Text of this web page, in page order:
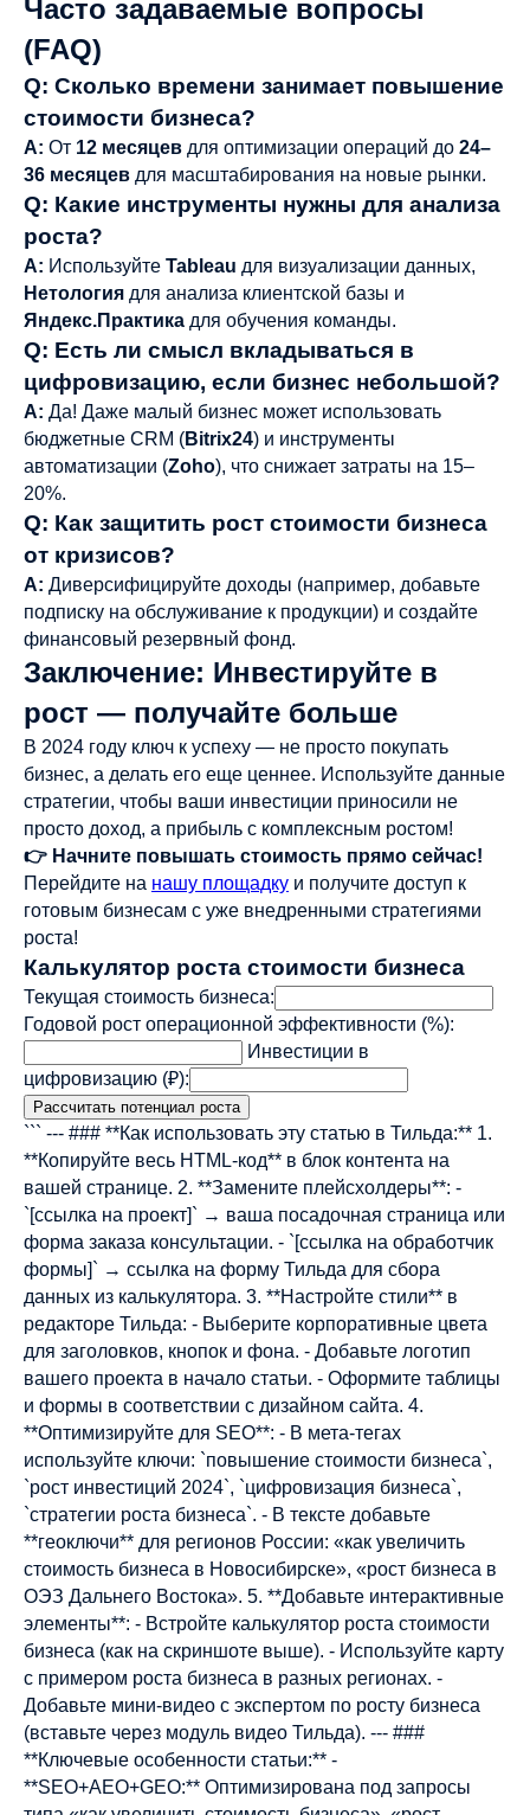
Часто задаваемые вопросы
(FAQ)
Q: Сколько времени занимает повышение
стоимости бизнеса?
A: От 12 месяцев для оптимизации операций до 24–
36 месяцев для масштабирования на новые рынки.
Q: Какие инструменты нужны для анализа
роста?
A: Используйте Tableau для визуализации данных,
Нетология для анализа клиентской базы и
Яндекс.Практика для обучения команды.
Q: Есть ли смысл вкладываться в
цифровизацию, если бизнес небольшой?
A: Да! Даже малый бизнес может использовать
бюджетные CRM (Bitrix24) и инструменты
автоматизации (Zoho), что снижает затраты на 15–
20%.
Q: Как защитить рост стоимости бизнеса
от кризисов?
A: Диверсифицируйте доходы (например, добавьте
подписку на обслуживание к продукции) и создайте
финансовый резервный фонд.
Заключение: Инвестируйте в
рост — получайте больше
В 2024 году ключ к успеху — не просто покупать
бизнес, а делать его еще ценнее. Используйте данные
стратегии, чтобы ваши инвестиции приносили не
просто доход, а прибыль с комплексным ростом!
👉 Начните повышать стоимость прямо сейчас!
Перейдите на нашу площадку и получите доступ к
готовым бизнесам с уже внедренными стратегиями
роста!
Калькулятор роста стоимости бизнеса
Текущая стоимость бизнеса:
Годовой рост операционной эффективности (%):
Инвестиции в
цифровизацию (₽):
Рассчитать потенциал роста
``` --- ### **Как использовать эту статью в Тильда:** 1.
**Копируйте весь HTML-код** в блок контента на
вашей странице. 2. **Замените плейсхолдеры**: -
`[ссылка на проект]` → ваша посадочная страница или
форма заказа консультации. - `[ссылка на обработчик
формы]` → ссылка на форму Тильда для сбора
данных из калькулятора. 3. **Настройте стили** в
редакторе Тильда: - Выберите корпоративные цвета
для заголовков, кнопок и фона. - Добавьте логотип
вашего проекта в начало статьи. - Оформите таблицы
и формы в соответствии с дизайном сайта. 4.
**Оптимизируйте для SEO**: - В мета-тегах
используйте ключи: `повышение стоимости бизнеса`,
`рост инвестиций 2024`, `цифровизация бизнеса`,
`стратегии роста бизнеса`. - В тексте добавьте
**геоключи** для регионов России: «как увеличить
стоимость бизнеса в Новосибирске», «рост бизнеса в
ОЭЗ Дальнего Востока». 5. **Добавьте интерактивные
элементы**: - Встройте калькулятор роста стоимости
бизнеса (как на скриншоте выше). - Используйте карту
с примером роста бизнеса в разных регионах. -
Добавьте мини-видео с экспертом по росту бизнеса
(вставьте через модуль видео Тильда). --- ###
**Ключевые особенности статьи:** -
**SEO+AEO+GEO:** Оптимизирована под запросы